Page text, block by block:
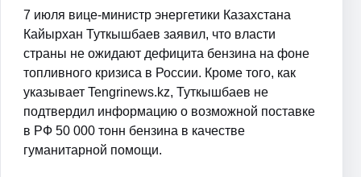
7 июля вице-министр энергетики Казахстана
Кайырхан Туткышбаев заявил, что власти
страны не ожидают дефицита бензина на фоне
топливного кризиса в России. Кроме того, как
указывает Tengrinews.kz, Туткышбаев не
подтвердил информацию о возможной поставке
в РФ 50 000 тонн бензина в качестве
гуманитарной помощи.